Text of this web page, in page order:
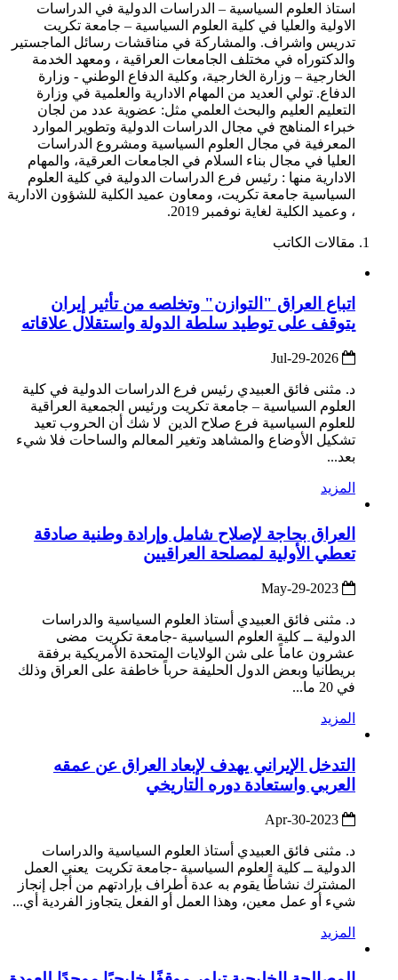
استاذ العلوم السياسية – الدراسات الدولية في الدراسات
الاولية والعليا في كلية العلوم السياسية – جامعة تكريت
تدريس واشراف. والمشاركة في مناقشات رسائل الماجستير
والدكتوراه في مختلف الجامعات العراقية ، ومعهد الخدمة
الخارجية – وزارة الخارجية، وكلية الدفاع الوطني - وزارة
الدفاع. تولي العديد من المهام الادارية والعلمية في وزارة
التعليم العليم والبحث العلمي مثل: عضوية عدد من لجان
خبراء المناهج في مجال الدراسات الدولية وتطوير الموارد
المعرفية في مجال العلوم السياسية ومشروع الدراسات
العليا في مجال بناء السلام في الجامعات العرقية، والمهام
الادارية منها : رئيس فرع الدراسات الدولية في كلية العلوم
السياسية جامعة تكريت، ومعاون عميد الكلية للشؤون الادارية
، وعميد الكلية لغاية نوفمبر 2019.
مقالات الكاتب
اتباع العراق "التوازن" وتخلصه من تأثير إيران
يتوقف على توطيد سلطة الدولة واستقلال علاقاته
د. مثنى فائق العبيدي رئيس فرع الدراسات الدولية في كلية
العلوم السياسية – جامعة تكريت ورئيس الجمعية العراقية
للعلوم السياسية فرع صلاح الدين لا شك أن الحروب تعيد
تشكيل الأوضاع والمشاهد وتغير المعالم والساحات فلا شيء
بعد...
المزيد
العراق بحاجة لإصلاح شامل وإرادة وطنية صادقة
تعطي الأولية لمصلحة العراقيين
د. مثنى فائق العبيدي أستاذ العلوم السياسية والدراسات
الدولية ــ كلية العلوم السياسية -جامعة تكريت مضى
عشرون عاماً على شن الولايات المتحدة الأمريكية برفقة
بريطانيا وبعض الدول الحليفة حرباً خاطفة على العراق وذلك
في 20 ما...
المزيد
التدخل الإيراني يهدف لإبعاد العراق عن عمقه
العربي واستعادة دوره التاريخي
د. مثنى فائق العبيدي أستاذ العلوم السياسية والدراسات
الدولية ــ كلية العلوم السياسية -جامعة تكريت يعني العمل
المشترك نشاطًا يقوم به عدة أطراف بإرادتهم من أجل إنجاز
شيء أو عمل معين، وهذا العمل أو الفعل يتجاوز الفردية أي...
المزيد